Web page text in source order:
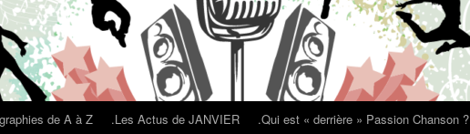
de A à Z .Les Actus de JANVIER .Qui est « derrière » Passion Chanson ?